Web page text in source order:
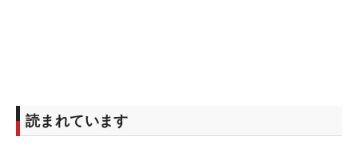
読まれています